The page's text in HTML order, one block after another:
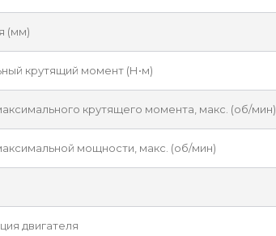
(мм)
крутящий момент (Н•м)
крутящего момента, макс. (об/мин)
мощности, макс. (об/мин)
двигателя